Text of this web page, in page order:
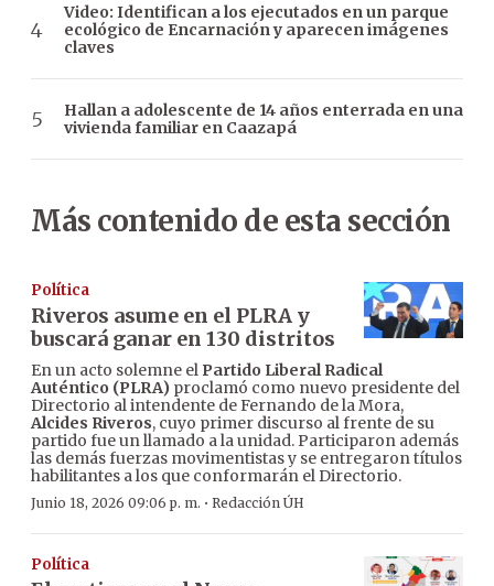
Video: Identifican a los ejecutados en un parque
ecológico de Encarnación y aparecen imágenes
claves
Hallan a adolescente de 14 años enterrada en una
vivienda familiar en Caazapá
Más contenido de esta sección
Política
Riveros asume en el PLRA y
buscará ganar en 130 distritos
En un acto solemne el Partido Liberal Radical
Auténtico (PLRA) proclamó como nuevo presidente del
Directorio al intendente de Fernando de la Mora,
Alcides Riveros, cuyo primer discurso al frente de su
partido fue un llamado a la unidad. Participaron además
las demás fuerzas movimentistas y se entregaron títulos
habilitantes a los que conformarán el Directorio.
Junio 18, 2026 09:06 p. m. · Redacción ÚH
Política